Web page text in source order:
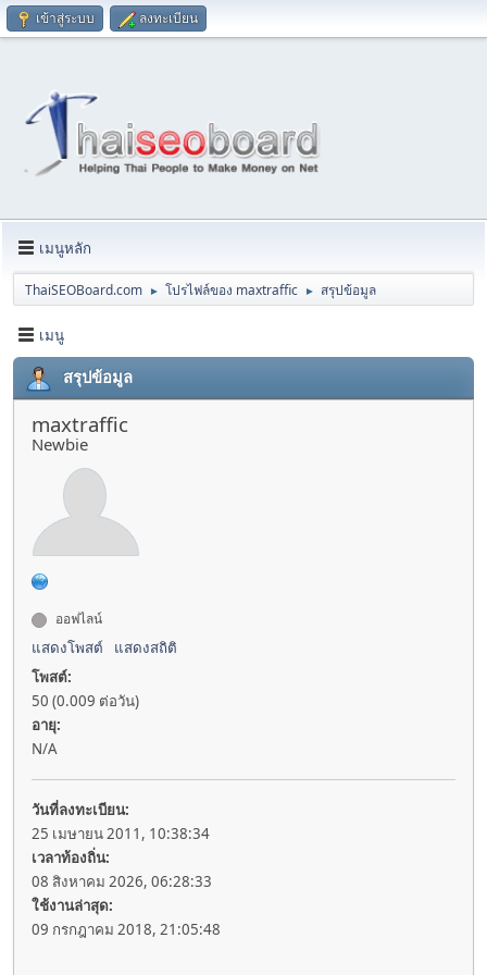
เข้าสู่ระบบ ลงทะเบียน
เมนูหลัก
ThaiSEOBoard.com ► โปรไฟล์ของ maxtraffic ► สรุปข้อมูล
เมนู
สรุปข้อมูล
maxtraffic
Newbie
ออฟไลน์
แสดงโพสต์
แสดงสถิติ
โพสต์:
50 (0.009 ต่อวัน)
อายุ:
N/A
วันที่ลงทะเบียน:
25 เมษายน 2011, 10:38:34
เวลาท้องถิ่น:
08 สิงหาคม 2026, 06:28:33
ใช้งานล่าสุด:
09 กรกฎาคม 2018, 21:05:48